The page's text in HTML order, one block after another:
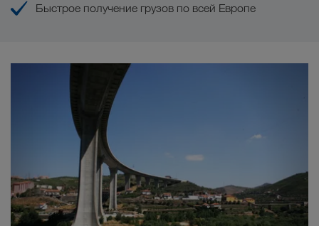
Быстрое получение грузов по всей Европе